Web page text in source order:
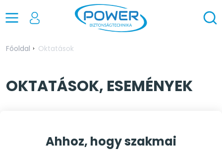
Főoldal Oktatások
OKTATÁSOK, ESEMÉNYEK
Ahhoz, hogy szakmai